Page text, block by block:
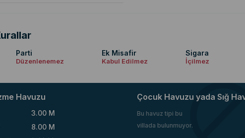
Parti
Düzenlenemez
Ek Misafir
Kabul Edilmez
Sigara
İçilmez
Havuzu
3.00 M
8.00 M
Çocuk Havuzu yada Sığ
Bu havuz tipi bu
villada bulunmuyor.